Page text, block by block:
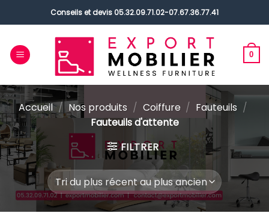
au
Conseils et devis 05.32.09.71.02-07.67.36.77.41
0
Accueil / Nos produits / Coiffure / Fauteuils /
Fauteuils d'attente
FILTRER